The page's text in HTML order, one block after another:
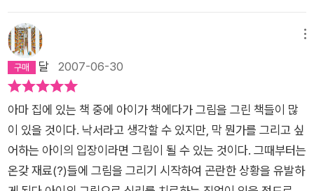
참 많아요.전 울 아이가 그림그리기에 한창 관심을 보이길래 혼자
서도 마음껏 그려보라고 정말 자유롭게 맘껏 그려보라고 리뷰보
고 사 주었는데요, 이것은 저의 오산임을 금방 깨닫게 되었어요.
울 딸아이 혼자서 하는 것 보다 엄마와 함께 하는 것을 좋아하네
혹은 '왼쪽은 내가 할테니 오른쪽은 엄마가 하면 어때?' 하는 식입
니다.ㅜ.ㅜ가격에 비해 풍부한 내용에 참신한 아이디어가 놀라웠
지만 아쉬운 점이 있다면 종이의 질을 좀 높였으면 싶데요. 그리
고 시리지를 하더라도 좀 나눠서 아이가 혼자서도 들고 다니면서
달 2007-06-30
아마 집에 있는 책 중에 아이가 책에다가 그림을 그린 책들이 많
이 있을 것이다. 낙서라고 생각할 수 있지만, 막 뭔가를 그리고 싶
어하는 아이의 입장이라면 그림이 될 수 있는 것이다. 그때부터는
온갖 재료(?)들에 그림을 그리기 시작하여 곤란한 상황을 유발하